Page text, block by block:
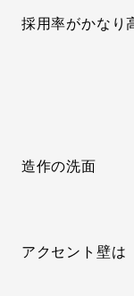
採用率がかなり
造作の洗面
アクセント壁は